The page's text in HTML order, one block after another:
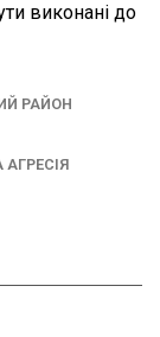
виконані до
РАЙОН
АГРЕСІЯ